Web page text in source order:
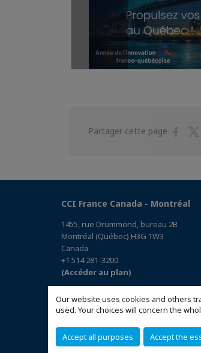
Our website uses cookies and others
used. Your choices will concern the
Accept all purposes Accept the
Partager cette page
CCI France Canada - Montréal
1455, rue Drummond, bureau 2B
Montréal (Québec) H3G 1W3
Canada
+1 514 281-3200
(Accéder au plan)